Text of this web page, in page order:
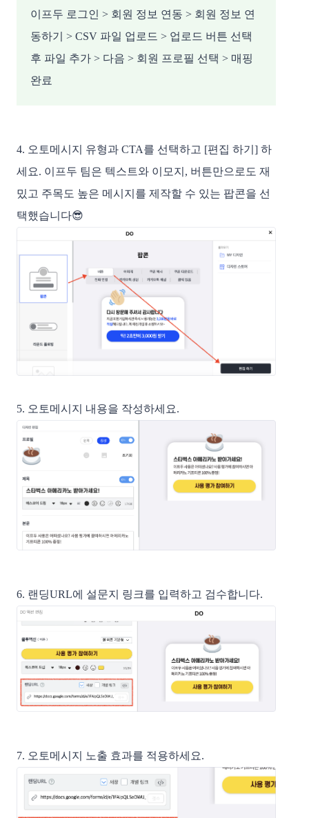
이프두 로그인 > 회원 정보 연동 > 회원 정보 연
동하기 > CSV 파일 업로드 > 업로드 버튼 선택
후 파일 추가 > 다음 > 회원 프로필 선택 > 매핑
완료
4. 오토메시지 유형과 CTA를 선택하고 [편집 하기] 하
세요. 이프두 팀은 텍스트와 이모지, 버튼만으로도 재
밌고 주목도 높은 메시지를 제작할 수 있는 팝콘을 선
택했습니다😎
5. 오토메시지 내용을 작성하세요.
6. 랜딩URL에 설문지 링크를 입력하고 검수합니다.
7. 오토메시지 노출 효과를 적용하세요.